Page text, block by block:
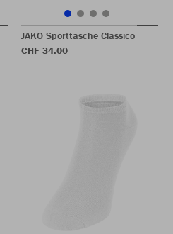
JAKO Sporttasche Classico
CHF 34.00